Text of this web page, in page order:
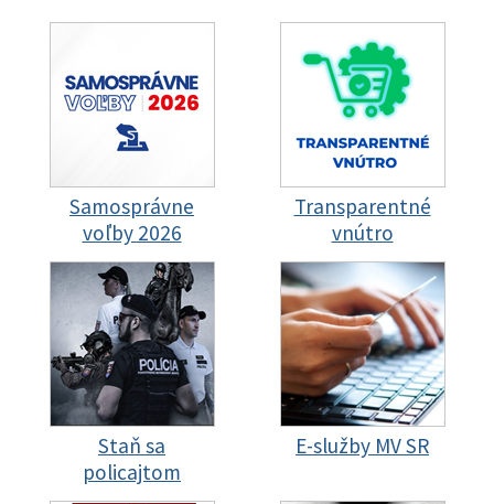
Samosprávne
voľby 2026
Transparentné
vnútro
Staň sa
policajtom
E-služby MV SR